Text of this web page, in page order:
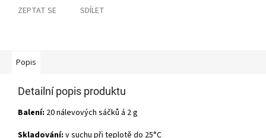
ZEPTAT SE SDÍLET
Popis
Detailní popis produktu
Balení: 20 nálevových sáčků á 2 g
Skladování: v suchu při teplotě do 25°C